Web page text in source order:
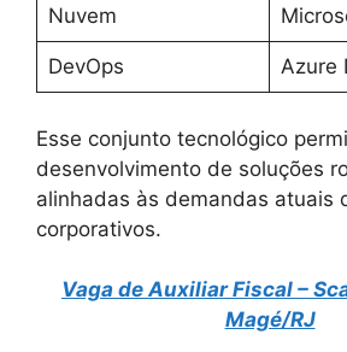
Nuvem
DevOps Azure
Esse conjunto tecnológico
desenvolvimento de soluções
alinhadas às demandas atuais
corporativos.
Vaga de Auxiliar Fiscal –
Magé/RJ